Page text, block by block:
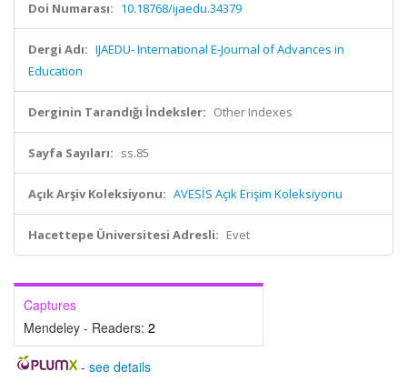
Doi Numarası: 10.18768/ijaedu.34379
Dergi Adı: IJAEDU- International E-Journal of Advances in
Education
Derginin Tarandığı İndeksler: Other Indexes
Sayfa Sayıları: ss.85
Açık Arşiv Koleksiyonu: AVESİS Açık Erişim Koleksiyonu
Hacettepe Üniversitesi Adresli: Evet
Captures
Mendeley - Readers: 2
- see details